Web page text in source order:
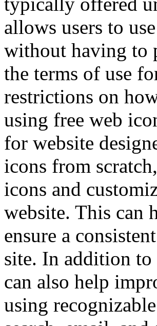
allows users to
without having to
the terms of use
restrictions on
using free web
for website
icons from
icons and
website. This can
ensure a
site. In addition to
can also help
using